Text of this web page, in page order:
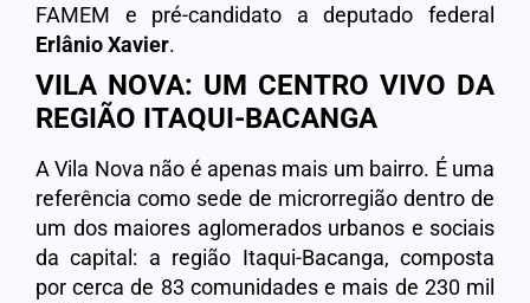
FAMEM e pré-candidato a deputado federal
Erlânio Xavier.
VILA NOVA: UM CENTRO VIVO DA
REGIÃO ITAQUI-BACANGA
A Vila Nova não é apenas mais um bairro. É uma
referência como sede de microrregião dentro de
um dos maiores aglomerados urbanos e sociais
da capital: a região Itaqui-Bacanga, composta
por cerca de 83 comunidades e mais de 230 mil